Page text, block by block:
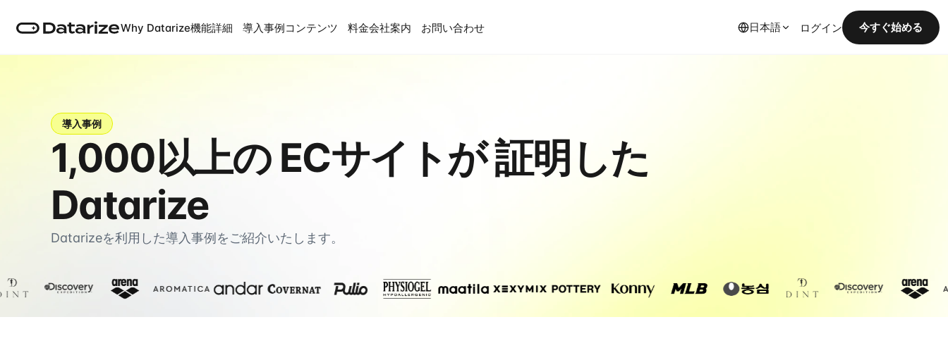
Why Datarize機能詳細 導入事例コンテンツ 料金会社案内 お問い合わせ 日本語 ログイン 今すぐ始める
導入事例
1,000以上の ECサイトが 証明した
Datarize
Datarizeを利用した導入事例をご紹介いたします。